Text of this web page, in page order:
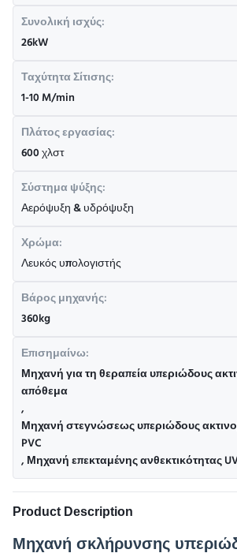
Συνολική ισχύς:
26kW
Ταχύτητα Σίτισης:
1-10 M/min
Πλάτος εργασίας:
600 χλστ
Σύστημα ψύξης:
Αερόψυξη & υδρόψυξη
Χρώμα:
Λευκός υπολογιστής
Βάρος μηχανής:
360kg
Επισημαίνω:
Μηχανή για τη θεραπεία υπεριώδους
απόθεμα
,
Μηχανή στεγνώσεως υπεριώδους
PVC
,Μηχανή επεκταμένης ανθεκτικότητας
Product Description
Μηχανή σκλήρυνσης